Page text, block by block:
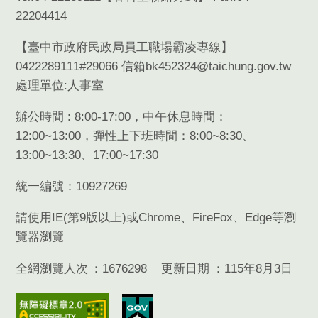
22204414
【臺中市政府民政局員工職場霸凌專線】
0422289111#29066 信箱bk452324@taichung.gov.tw
處理單位:人事室
辦公時間 : 8:00-17:00，中午休息時間：
12:00~13:00，彈性上下班時間：8:00~8:30、
13:00~13:30、17:00~17:30
統一編號：10927269
請使用 IE(第9版以上)或Chrome、 FireFox、 Edge等瀏
覽器瀏覽
全網瀏覽人次 1676298 更新日期 115年8月3日